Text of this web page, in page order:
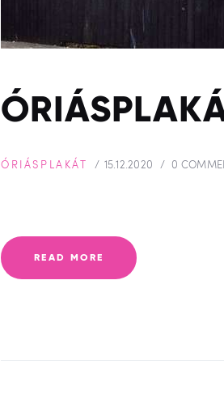
ÓRIÁSPLAKÁT 15.12.2020 0
READ MORE